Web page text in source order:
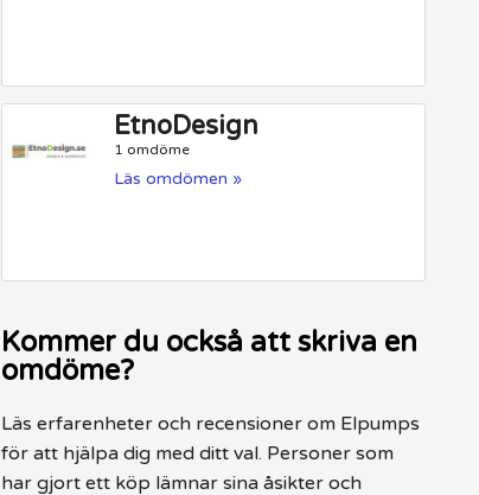
EtnoDesign
1 omdöme
Läs omdömen »
Kommer du också att skriva en
omdöme?
Läs erfarenheter och recensioner om Elpumps
för att hjälpa dig med ditt val. Personer som
har gjort ett köp lämnar sina åsikter och